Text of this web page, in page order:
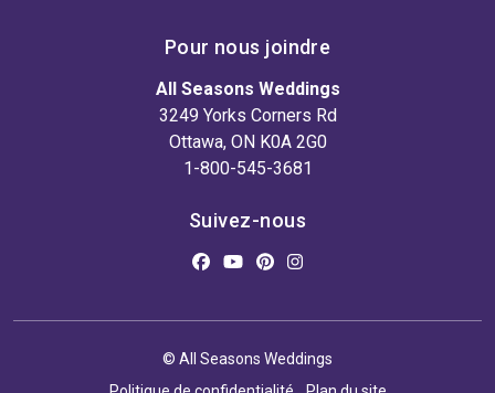
Pour nous joindre
All Seasons Weddings
3249 Yorks Corners Rd
Ottawa, ON K0A 2G0
1-800-545-3681
Suivez-nous
© All Seasons Weddings